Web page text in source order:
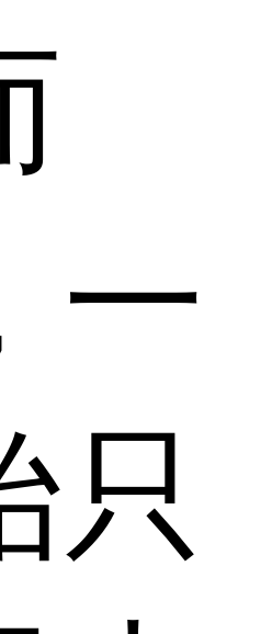
一
只